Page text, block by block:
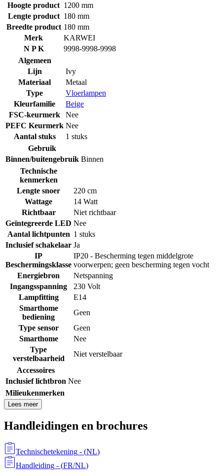
Hoogte product 1200 mm
Lengte product 180 mm
Breedte product 180 mm
Merk
KARWEI
N P K
9998-9998-9998
Algemeen
Lijn
Ivy
Materiaal
Metaal
Type
Vloerlampen
Kleurfamilie
Beige
FSC-keurmerk
Nee
PEFC Keurmerk Nee
Aantal stuks
1 stuks
Gebruik
Binnen/buitengebruik Binnen
Technische
kenmerken
Lengte snoer
220 cm
Wattage
14 Watt
Richtbaar
Niet richtbaar
Geïntegreerde LED Nee
Aantal lichtpunten 1 stuks
Inclusief schakelaar Ja
IP
Beschermingsklasse
IP20 - Bescherming tegen middelgrote
voorwerpen; geen bescherming tegen vocht
Energiebron
Netspanning
Ingangsspanning
230 Volt
Lampfitting
E14
Smarthome
bediening
Geen
Type sensor
Geen
Smarthome
Nee
Type
verstelbaarheid
Niet verstelbaar
Accessoires
Inclusief lichtbron Nee
Milieukenmerken
Lees meer
Handleidingen en brochures
Technischetekening - (NL)
Handleiding - (FR/NL)